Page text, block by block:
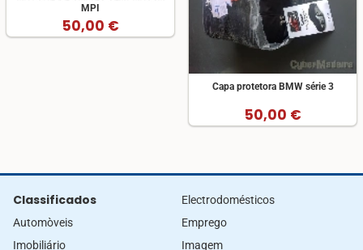
MPI
50,00 €
Capa protetora BMW série 3
50,00 €
Classificados
Automòveis
Imobiliário
Electrodomésticos
Emprego
Imagem